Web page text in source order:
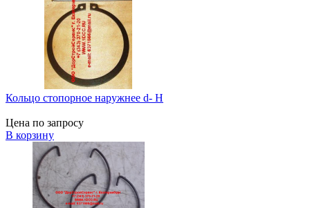
Кольцо стопорное наружнее d- H
Цена по запросу
В корзину